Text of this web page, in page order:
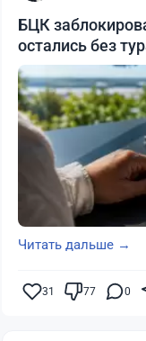
БЦК
остались без
Читать дальше →
31 77 0